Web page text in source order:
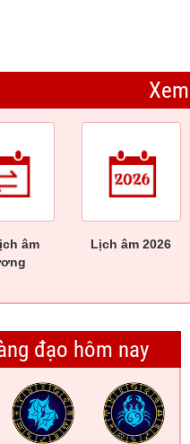
âm
Lịch âm 2026
đạo hôm nay